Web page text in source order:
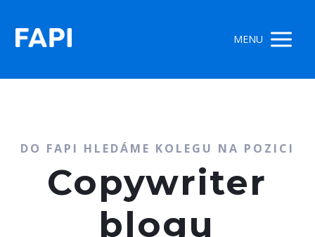
MENU
DO FAPI HLEDÁME KOLEGU NA POZICI
Copywriter
blogu